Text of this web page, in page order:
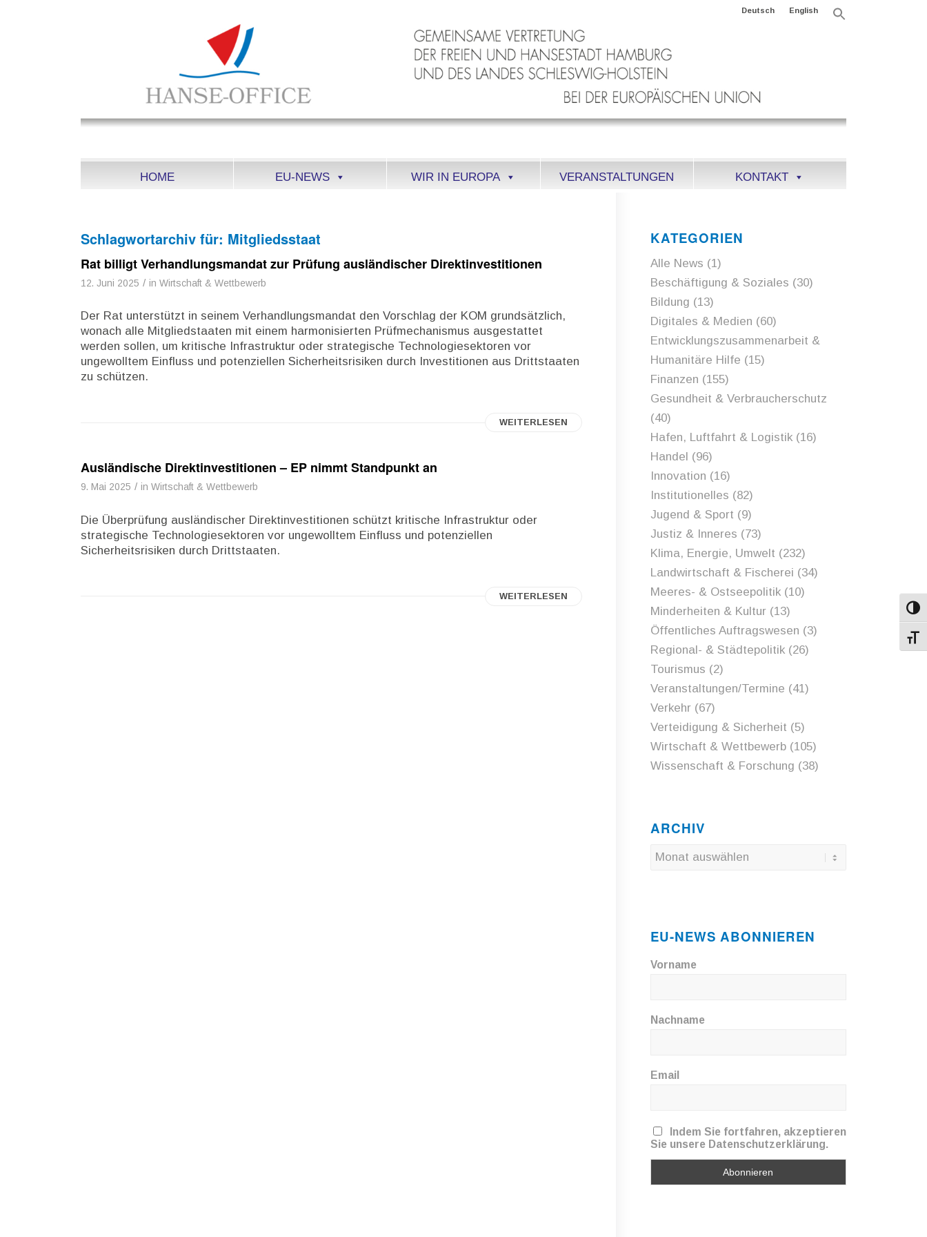
Deutsch English
HOME EU-NEWS WIR IN EUROPA VERANSTALTUNGEN KONTAKT
Schlagwortarchiv für: Mitgliedsstaat
Rat billigt Verhandlungsmandat zur Prüfung ausländischer Direktinvestitionen
12. Juni 2025 / inWirtschaft & Wettbewerb
Der Rat unterstützt in seinem Verhandlungsmandat den Vorschlag der KOM grundsätzlich,
wonach alle Mitgliedstaaten mit einem harmonisierten Prüfmechanismus ausgestattet
werden sollen, um kritische Infrastruktur oder strategische Technologiesektoren vor
ungewolltem Einfluss und potenziellen Sicherheitsrisiken durch Investitionen aus Drittstaaten
zu schützen.
WEITERLESEN
Ausländische Direktinvestitionen – EP nimmt Standpunkt an
9. Mai 2025 / inWirtschaft & Wettbewerb
Die Überprüfung ausländischer Direktinvestitionen schützt kritische Infrastruktur oder
strategische Technologiesektoren vor ungewolltem Einfluss und potenziellen
Sicherheitsrisiken durch Drittstaaten.
WEITERLESEN
KATEGORIEN
Alle News (1)
Beschäftigung & Soziales (30)
Bildung (13)
Digitales & Medien (60)
Entwicklungszusammenarbeit &
Humanitäre Hilfe (15)
Finanzen (155)
Gesundheit & Verbraucherschutz
(40)
Hafen, Luftfahrt & Logistik(16)
Handel (96)
Innovation (16)
Institutionelles (82)
Jugend & Sport (9)
Justiz & Inneres (73)
Klima, Energie, Umwelt (232)
Landwirtschaft & Fischerei (34)
Meeres- & Ostseepolitik(10)
Minderheiten & Kultur(13)
Öffentliches Auftragswesen (3)
Regional- & Städtepolitik(26)
Tourismus (2)
Veranstaltungen/Termine (41)
Verkehr(67)
Verteidigung & Sicherheit (5)
Wirtschaft & Wettbewerb(105)
Wissenschaft & Forschung (38)
ARCHIV
EU-NEWS ABONNIEREN
Vorname
Nachname
Email
Indem Sie fortfahren, akzeptieren
Sie unsere Datenschutzerklärung.